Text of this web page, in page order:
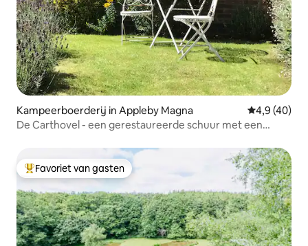
Kampeerboerderij in Appleby Magna
4,9 (40)
De Carthovel - een gerestaureerde schuur met een
Topfavoriet van gasten
Favoriet van gasten